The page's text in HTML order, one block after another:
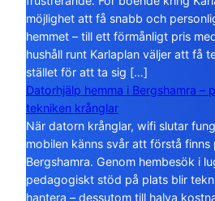
möjlighet att få snabb och
hemmet – till ett förmånligt pris
hushåll runt Karlaplan väljer att få
stället för att ta sig […]
Datorhjälp hemma i Bergshamra –
tekniken krånglar
När datorn krånglar, wifi slutar
mobilen känns svår att förstå
Bergshamra. Genom hembesök i
pedagogiskt stöd på plats blir
hantera – dessutom till halva